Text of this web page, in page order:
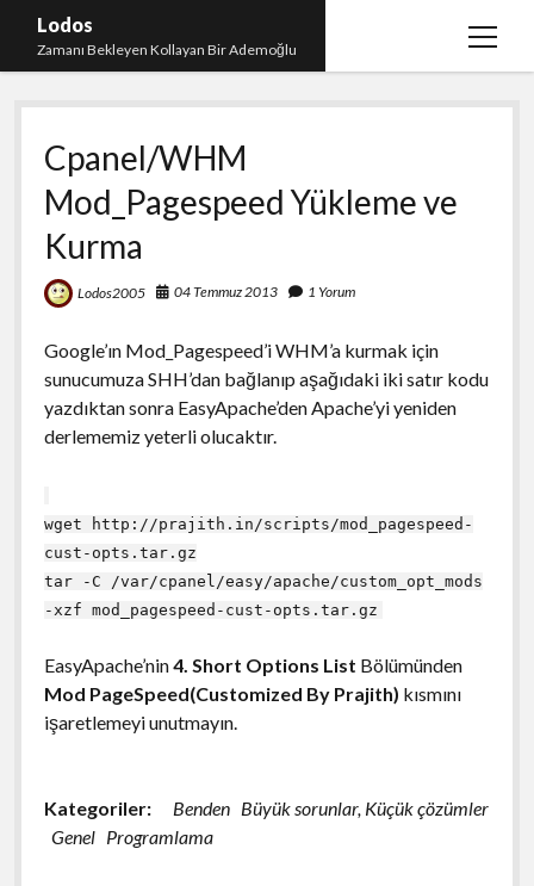
Lodos
Zamanı Bekleyen Kollayan Bir Ademoğlu
menüyü
Teşekkür
test
Cpanel/WHM
Mod_Pagespeed Yükleme ve
Kurma
Lodos2005 04 Temmuz 2013 1 Yorum
Google’ın Mod_Pagespeed’i WHM’a kurmak için
sunucumuza SHH’dan bağlanıp aşağıdaki iki satır kodu
yazdıktan sonra EasyApache’den Apache’yi yeniden
derlememiz yeterli olucaktır.
wget http://prajith.in/scripts/mod_pagespeed-
cust-opts.tar.gz
tar -C /var/cpanel/easy/apache/custom_opt_mods
-xzf mod_pagespeed-cust-opts.tar.gz
EasyApache’nin4. Short Options List Bölümünden
Mod PageSpeed(Customized By Prajith) kısmını
işaretlemeyi unutmayın.
Kategoriler: Benden Büyük sorunlar, Küçük çözümler
Genel Programlama